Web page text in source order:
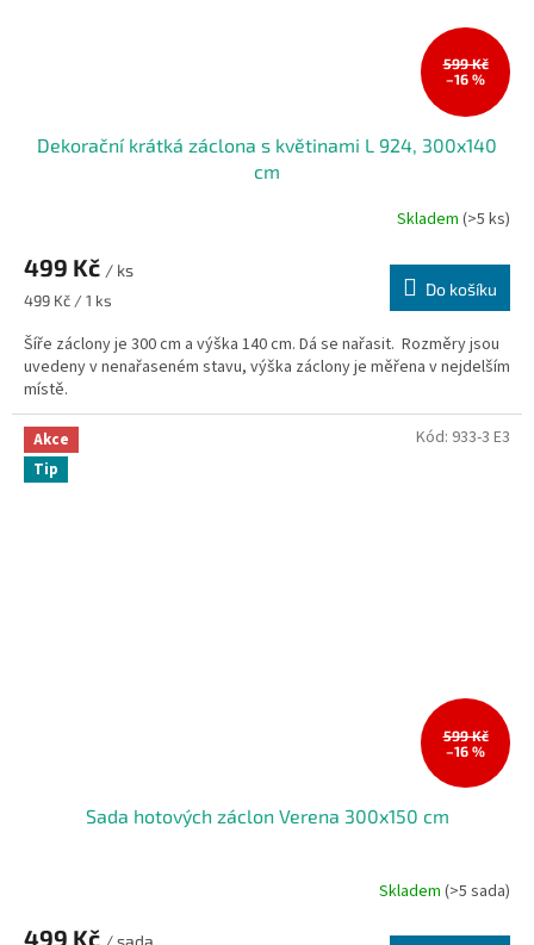
599 Kč
–16 %
Dekorační krátká záclona s květinami L 924, 300x140
cm
Skladem (>5 ks)
499 Kč / ks
Měrná
499 Kč / 1 ks
Do košíku
Šíře záclony je 300 cm a výška 140 cm. Dá se nařasit. Rozměry jsou
uvedeny v nenařaseném stavu, výška záclony je měřena v nejdelším
místě.
Akce
Tip
599 Kč
–16 %
Sada hotových záclon Verena 300x150 cm
Skladem (>5 sada)
499 Kč
Kód: 933-3 E3